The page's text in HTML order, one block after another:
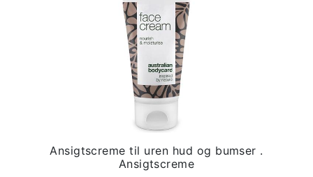
Ansigtscreme til uren hud og bumser .
Ansigtscreme